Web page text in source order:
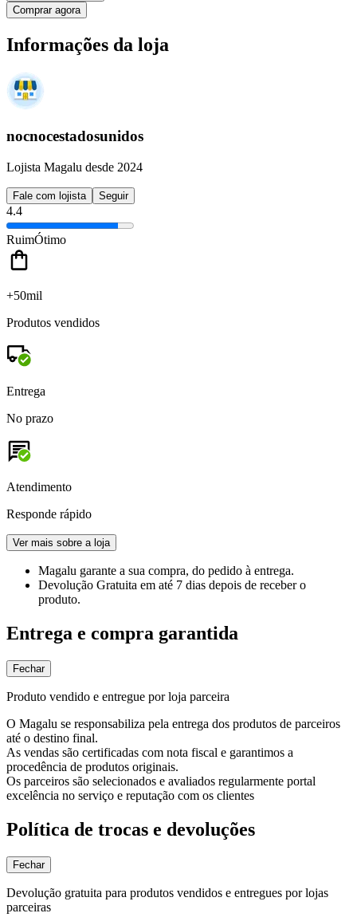
Comprar agora
Informações da loja
nocnocestadosunidos
Lojista Magalu desde 2024
Fale com lojista Seguir
4.4
RuimÓtimo
+50mil
Produtos vendidos
Entrega
No prazo
Atendimento
Responde rápido
Ver mais sobre a loja
Magalu garante a sua compra, do pedido à entrega.
Devolução Gratuita em até 7 dias depois de receber o
produto.
Entrega e compra garantida
Fechar
Produto vendido e entregue por loja parceira
O Magalu se responsabiliza pela entrega dos produtos de parceiros
até o destino final.
As vendas são certificadas com nota fiscal e garantimos a
procedência de produtos originais.
Os parceiros são selecionados e avaliados regularmente portal
excelência no serviço e reputação com os clientes
Política de trocas e devoluções
Fechar
Devolução gratuita para produtos vendidos e entregues por lojas
parceiras